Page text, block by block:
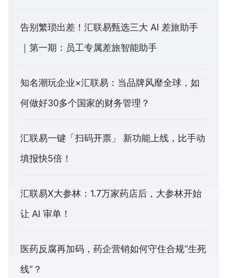
告别繁琐出差！汇联易甄选三大 AI 差旅助手
｜第一期：员工专属差旅智能助手
知名潮玩企业×汇联易：当品牌风靡全球，如
何做好30多个国家的财务管理？
汇联易一键「扫码开票」 新功能上线，比手动
填报快5倍！
汇联易X大参林：1.7万家药店后，大参林开始
让 AI 审单！
医药反腐再加码，药企营销如何守住合规“生死
线”？